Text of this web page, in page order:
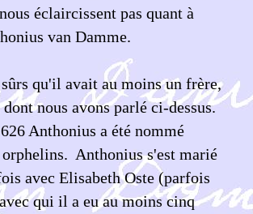
éclaircissent pas quant à
van Damme.
qu'il avait au moins un frère,
nous avons parlé ci-dessus.
Anthonius a été nommé
orphelins. Anthonius s'est marié
avec Elisabeth Oste (parfois
qui il a eu au moins cinq